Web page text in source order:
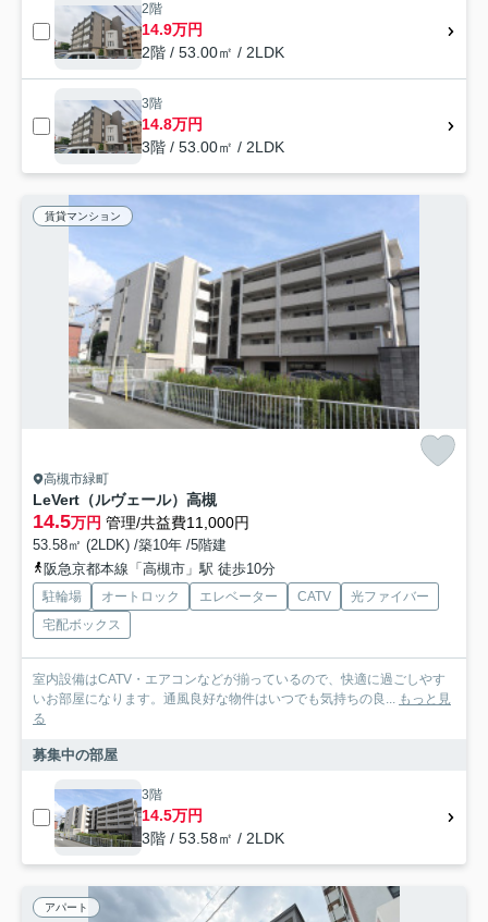
2階
14.9万円
2階 / 53.00㎡ / 2LDK
3階
14.8万円
3階 / 53.00㎡ / 2LDK
賃貸マンション
高槻市緑町
LeVert（ルヴェール）高槻
14.5万円 管理/共益費11,000円
53.58㎡ (2LDK) /築10年 /5階建
阪急京都本線「高槻市」駅 徒歩10分
駐輪場 オートロック エレベーター CATV
光ファイバー
宅配ボックス
室内設備はCATV・エアコンなどが揃っているので、快適に過ごしやす
いお部屋になります。通風良好な物件はいつでも気持ちの良... もっと見
る
募集中の部屋
3階
14.5万円
3階 / 53.58㎡ / 2LDK
アパート